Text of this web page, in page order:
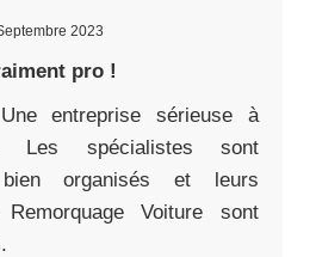
2023
pro !
entreprise sérieuse à
Les spécialistes sont
organisés et leurs
Voiture sont